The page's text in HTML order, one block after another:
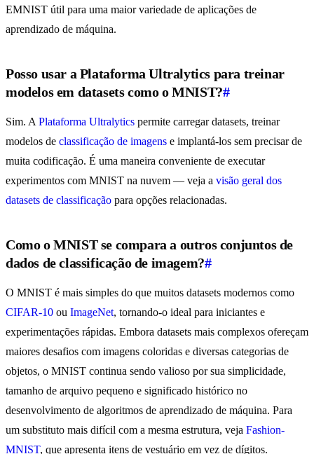
EMNIST útil para uma maior variedade de aplicações de
aprendizado de máquina.
Posso usar a Plataforma Ultralytics para treinar
modelos em datasets como o MNIST?#
Sim. A Plataforma Ultralytics permite carregar datasets, treinar
modelos de classificação de imagens e implantá-los sem precisar de
muita codificação. É uma maneira conveniente de executar
experimentos com MNIST na nuvem — veja a visão geral dos
datasets de classificação para opções relacionadas.
Como o MNIST se compara a outros conjuntos de
dados de classificação de imagem?#
O MNIST é mais simples do que muitos datasets modernos como
CIFAR-10 ou ImageNet, tornando-o ideal para iniciantes e
experimentações rápidas. Embora datasets mais complexos ofereçam
maiores desafios com imagens coloridas e diversas categorias de
objetos, o MNIST continua sendo valioso por sua simplicidade,
tamanho de arquivo pequeno e significado histórico no
desenvolvimento de algoritmos de aprendizado de máquina. Para
um substituto mais difícil com a mesma estrutura, veja Fashion-
MNIST, que apresenta itens de vestuário em vez de dígitos.